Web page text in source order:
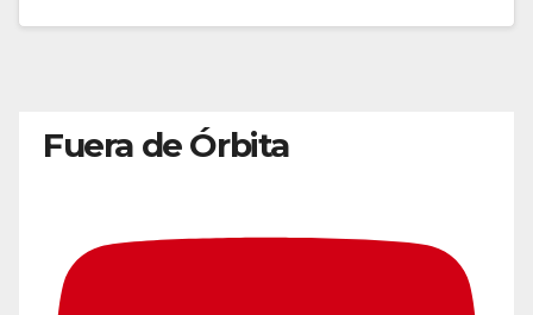
Fuera de Órbita